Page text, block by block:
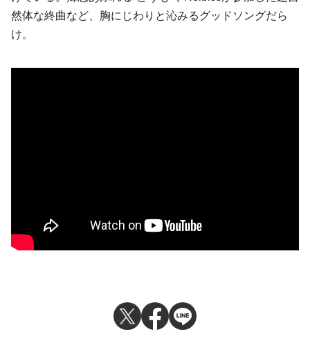
然体な終曲など、胸にじわりと沁みるグッドソングだら
け。